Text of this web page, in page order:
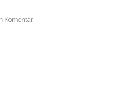
Komentar